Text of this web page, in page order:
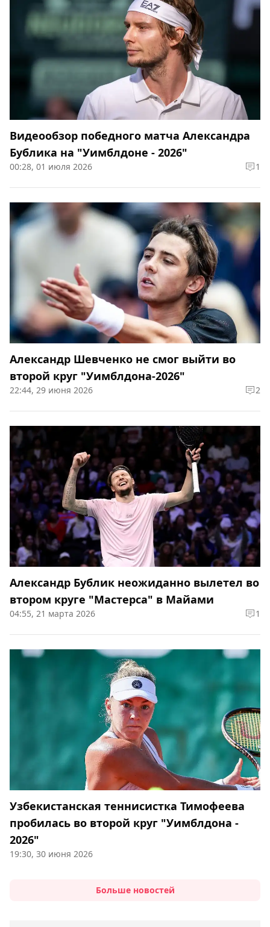
Видеообзор победного матча Александра
Бублика на "Уимблдоне - 2026"
00:28, 01 июля 2026 1
Александр Шевченко не смог выйти во
второй круг "Уимблдона-2026"
22:44, 29 июня 2026 2
Александр Бублик неожиданно вылетел во
втором круге "Мастерса" в Майами
04:55, 21 марта 2026 1
Узбекистанская теннисистка Тимофеева
пробилась во второй круг "Уимблдона -
2026"
19:30, 30 июня 2026
Больше новостей